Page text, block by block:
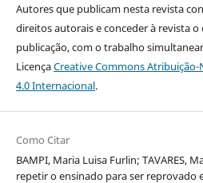
Autores que publicam nesta revista
direitos autorais e conceder à revista
publicação, com o trabalho
LicençaCreative Commons Atribuição-
4.0 Internacional.
Como Citar
BAMPI, Maria Luisa Furlin; TAVARES,
repetir o ensinado para ser reprovado